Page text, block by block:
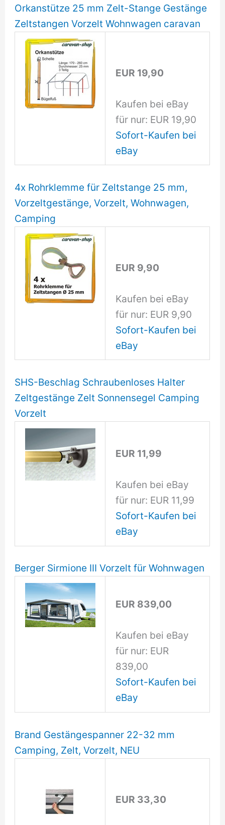
Orkanstütze 25 mm Zelt-Stange Gestänge
Zeltstangen Vorzelt Wohnwagen caravan
EUR 19,90
Kaufen bei eBay
für nur: EUR 19,90
Sofort-Kaufen bei
eBay
4x Rohrklemme für Zeltstange 25 mm,
Vorzeltgestänge, Vorzelt, Wohnwagen,
Camping
EUR 9,90
Kaufen bei eBay
für nur: EUR 9,90
Sofort-Kaufen bei
eBay
SHS-Beschlag Schraubenloses Halter
Zeltgestänge Zelt Sonnensegel Camping
Vorzelt
EUR 11,99
Kaufen bei eBay
für nur: EUR 11,99
Sofort-Kaufen bei
eBay
Berger Sirmione III Vorzelt für Wohnwagen
EUR 839,00
Kaufen bei eBay
für nur: EUR
839,00
Sofort-Kaufen bei
eBay
Brand Gestängespanner 22-32 mm
Camping, Zelt, Vorzelt, NEU
EUR 33,30